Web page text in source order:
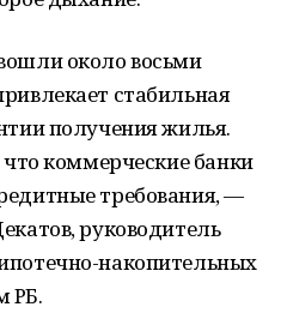
около восьми
стабильная
получения жилья.
коммерческие банки
требования, —
руководитель
накопительных
РБ.